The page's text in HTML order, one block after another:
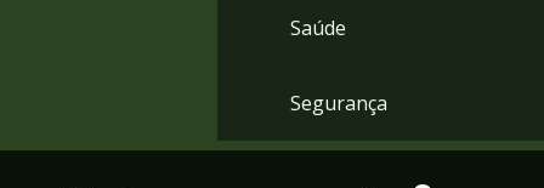
Saúde
Segurança